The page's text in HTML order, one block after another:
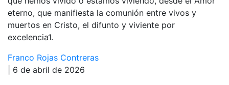
eterno, que manifiesta la comunión entre vivos y
muertos en Cristo, el difunto y viviente por
excelencia1.
Franco Rojas Contreras
| 6 de abril de 2026